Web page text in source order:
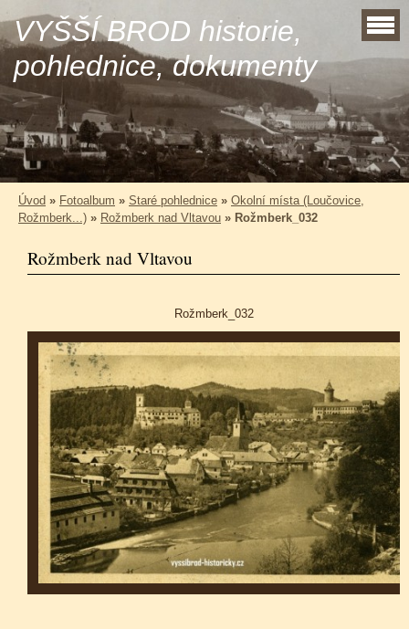
VYŠŠÍ BROD historie,
pohlednice, dokumenty
Úvod » Fotoalbum » Staré pohlednice » Okolní místa (Loučovice,
Rožmberk...) » Rožmberk nad Vltavou » Rožmberk_032
Rožmberk nad Vltavou
Rožmberk_032